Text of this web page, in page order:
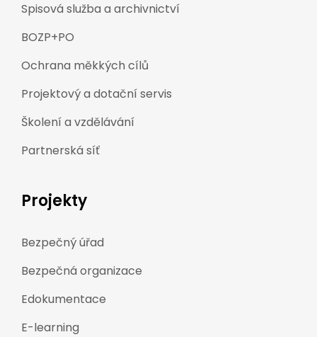
Spisová služba a archivnictví
BOZP+PO
Ochrana měkkých cílů
Projektový a dotační servis
Školení a vzdělávání
Partnerská síť
Projekty
Bezpečný úřad
Bezpečná organizace
Edokumentace
E-learning